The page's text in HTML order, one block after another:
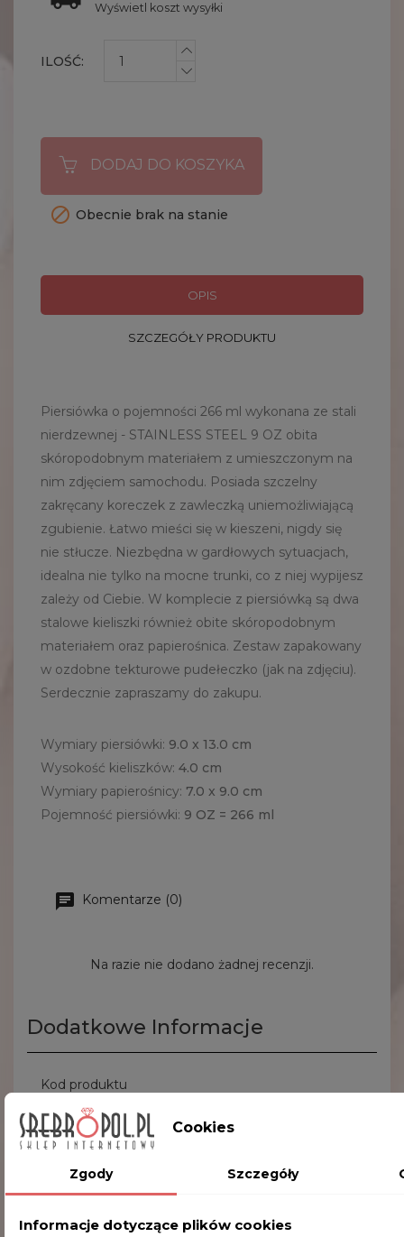
Wyświetl koszt wysyłki
ILOŚĆ:
DODAJ DO KOSZYKA
 Obecnie brak na stanie
OPIS
SZCZEGÓŁY PRODUKTU
Piersiówka o pojemności 266 ml wykonana ze stali
nierdzewnej - STAINLESS STEEL 9 OZ obita
skóropodobnym materiałem z umieszczonym na
nim zdjęciem samochodu. Posiada szczelny
zakręcany koreczek z zawleczką uniemożliwiającą
zgubienie. Łatwo mieści się w kieszeni, nigdy się
nie stłucze. Niezbędna w gardłowych sytuacjach,
idealna nie tylko na mocne trunki, co z niej wypijesz
zależy od Ciebie. W komplecie z piersiówką są dwa
stalowe kieliszki również obite skóropodobnym
materiałem oraz papierośnica. Zestaw zapakowany
w ozdobne tekturowe pudełeczko (jak na zdjęciu).
Serdecznie zapraszamy do zakupu.
Wymiary piersiówki: 9.0 x 13.0 cm
Wysokość kieliszków: 4.0 cm
Wymiary papierośnicy: 7.0 x 9.0 cm
Pojemność piersiówki: 9 OZ = 266 ml
Komentarze (0)
Na razie nie dodano żadnej recenzji.
Dodatkowe Informacje
Kod produktu
ZES270C
INNE PRODUKTY W TEJ SAMEJ KATEGORII
Cookies
Zgody Szczegóły
Informacje dotyczące plików cookies